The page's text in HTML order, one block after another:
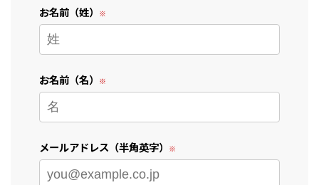
お名前（姓）
お名前（名）
メールアドレス（半角英字）